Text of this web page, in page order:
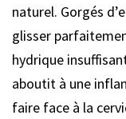
naturel. Gorgés
glisser
hydrique
aboutit à une
faire face à la